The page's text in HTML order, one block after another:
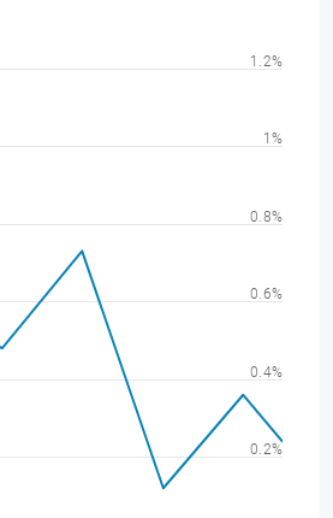
0.2%
0.4%
0.6%
0.8%
1%
1.2%